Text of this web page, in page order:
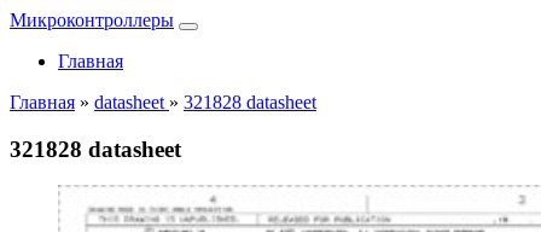
Микроконтроллеры
Главная
Главная » datasheet » 321828 datasheet
321828 datasheet